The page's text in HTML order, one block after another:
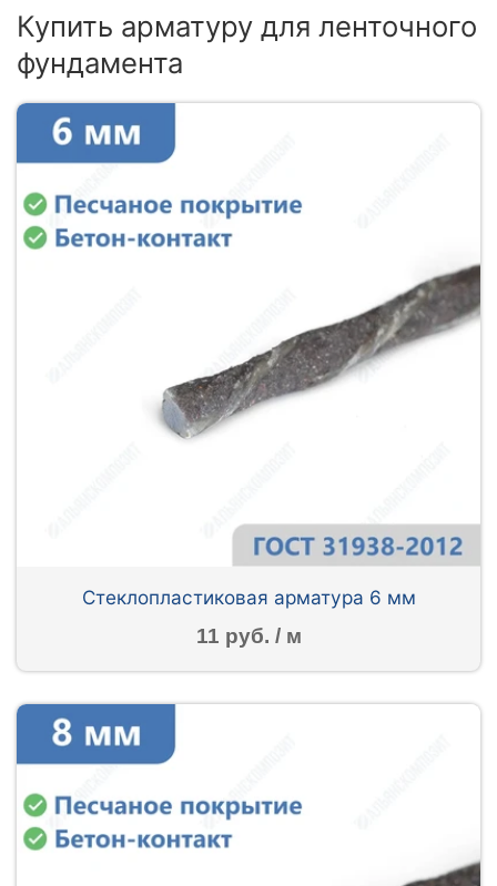
Купить арматуру для ленточного
фундамента
Стеклопластиковая арматура 6 мм
11 руб. / м